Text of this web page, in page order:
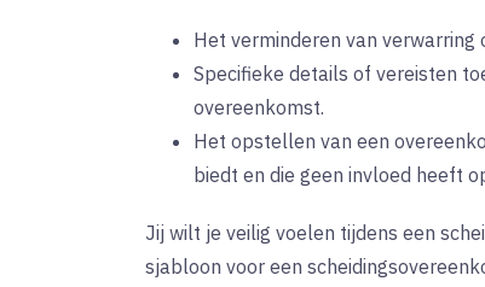
Het verminderen van
Specifieke details of vereisten
overeenkomst.
Het opstellen van een
biedt en die geen invloed heeft
Jij wilt je veilig voelen tijdens een
sjabloon voor een